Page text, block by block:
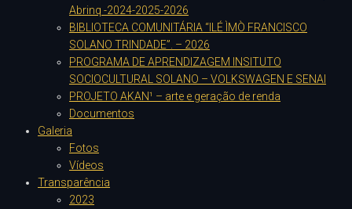
Abrinq -2024-2025-2026
BIBLIOTECA COMUNITÁRIA “ILÉ ÌMÒ FRANCISCO
SOLANO TRINDADE”. – 2026
PROGRAMA DE APRENDIZAGEM INSITUTO
SOCIOCULTURAL SOLANO – VOLKSWAGEN E SENAI
PROJETO AKAN¹ – arte e geração de renda
Documentos
Galeria
Fotos
Vídeos
Transparência
2023